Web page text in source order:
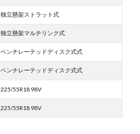
独立懸架ストラット式
独立懸架マルチリンク式
ベンチレーテッドディスク式式
ベンチレーテッドディスク式式
225/55R18 98V
225/55R18 98V